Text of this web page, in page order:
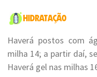
Haverá postos com
milha 14; a partir daí,
Haverá gel nas milhas